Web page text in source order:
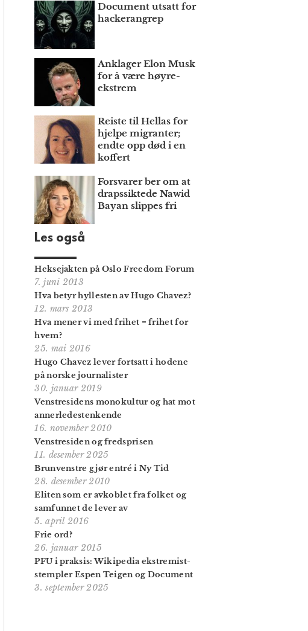
Document utsatt for
hackerangrep
Anklager Elon Musk
for å være høyre­
ekstrem
Reiste til Hellas for
hjelpe migranter;
endte opp død i en
koffert
Forsvarer ber om at
draps­siktede Nawid
Bayan slippes fri
Les også
Heksejakten på Oslo Freedom Forum
7. juni 2013
Hva betyr hyllesten av Hugo Chavez?
12. mars 2013
Hva mener vi med frihet = frihet for
hvem?
25. mai 2016
Hugo Chavez lever fortsatt i hodene
på norske journalister
30. januar 2019
Venstresidens monokultur og hat mot
annerledestenkende
16. november 2010
Venstresiden og fredsprisen
11. desember 2025
Brunvenstre gjør entré i Ny Tid
28. desember 2010
Eliten som er avkoblet fra folket og
samfunnet de lever av
5. april 2016
Frie ord?
26. januar 2015
PFU i praksis: Wikipedia ekstremist­
stempler Espen Teigen og Document
3. september 2025